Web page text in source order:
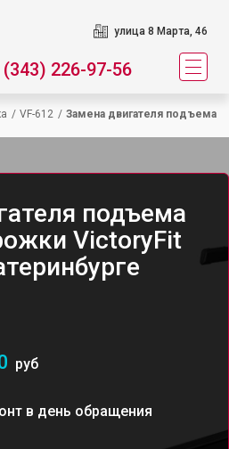
улица 8 Марта, 46
(343) 226-97-56
/ VF-612 / Замена двигателя подъема
подъема
VictoryFit
руб
в день обращения